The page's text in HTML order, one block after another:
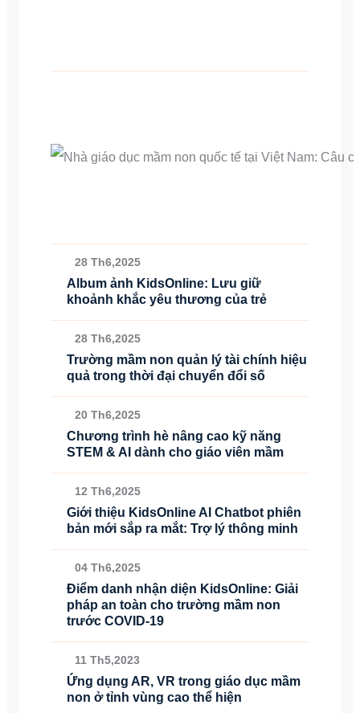
28 Th6,2025
Album ảnh KidsOnline: Lưu giữ
khoảnh khắc yêu thương của trẻ
28 Th6,2025
Trường mầm non quản lý tài chính hiệu
quả trong thời đại chuyển đổi số
20 Th6,2025
Chương trình hè nâng cao kỹ năng
STEM & AI dành cho giáo viên mầm
12 Th6,2025
Giới thiệu KidsOnline AI Chatbot phiên
bản mới sắp ra mắt: Trợ lý thông minh
04 Th6,2025
Điểm danh nhận diện KidsOnline: Giải
pháp an toàn cho trường mầm non
trước COVID-19
11 Th5,2023
Ứng dụng AR, VR trong giáo dục mầm
non ở tỉnh vùng cao thể hiện